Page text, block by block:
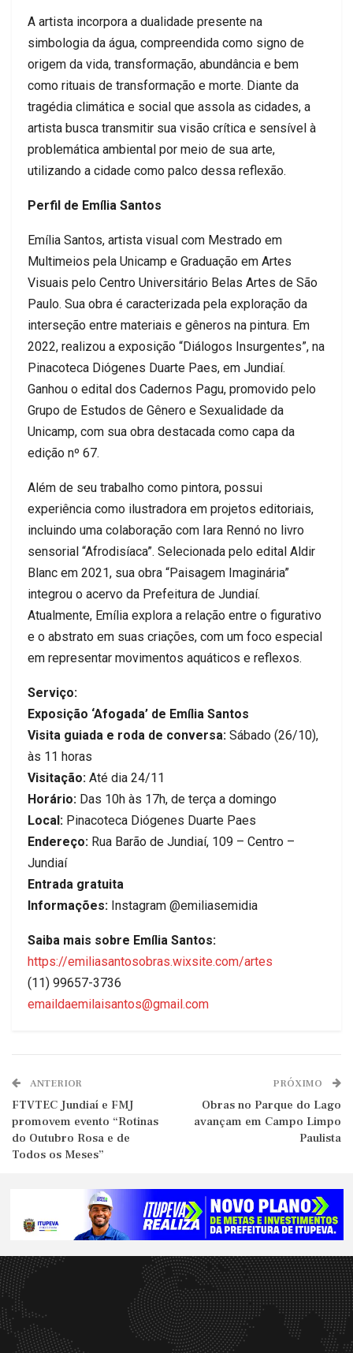
A artista incorpora a dualidade presente na
simbologia da água, compreendida como signo de
origem da vida, transformação, abundância e bem
como rituais de transformação e morte. Diante da
tragédia climática e social que assola as cidades, a
artista busca transmitir sua visão crítica e sensível à
problemática ambiental por meio de sua arte,
utilizando a cidade como palco dessa reflexão.
Perfil de Emília Santos
Emília Santos, artista visual com Mestrado em
Multimeios pela Unicamp e Graduação em Artes
Visuais pelo Centro Universitário Belas Artes de São
Paulo. Sua obra é caracterizada pela exploração da
interseção entre materiais e gêneros na pintura. Em
2022, realizou a exposição “Diálogos Insurgentes”, na
Pinacoteca Diógenes Duarte Paes, em Jundiaí.
Ganhou o edital dos Cadernos Pagu, promovido pelo
Grupo de Estudos de Gênero e Sexualidade da
Unicamp, com sua obra destacada como capa da
edição nº 67.
Além de seu trabalho como pintora, possui
experiência como ilustradora em projetos editoriais,
incluindo uma colaboração com Iara Rennó no livro
sensorial “Afrodisíaca”. Selecionada pelo edital Aldir
Blanc em 2021, sua obra “Paisagem Imaginária”
integrou o acervo da Prefeitura de Jundiaí.
Atualmente, Emília explora a relação entre o figurativo
e o abstrato em suas criações, com um foco especial
em representar movimentos aquáticos e reflexos.
Serviço:
Exposição ‘Afogada’ de Emília Santos
Visita guiada e roda de conversa: Sábado (26/10),
às 11 horas
Visitação: Até dia 24/11
Horário: Das 10h às 17h, de terça a domingo
Local: Pinacoteca Diógenes Duarte Paes
Endereço: Rua Barão de Jundiaí, 109 – Centro –
Jundiaí
Entrada gratuita
Informações: Instagram @emiliasemidia
Saiba mais sobre Emília Santos:
https://emiliasantosobras.wixsite.com/artes
(11) 99657-3736
emaildaemilaisantos@gmail.com
ANTERIOR
FTVTEC Jundiaí e FMJ
promovem evento “Rotinas
do Outubro Rosa e de
Todos os Meses”
PRÓXIMO
Obras no Parque do Lago
avançam em Campo Limpo
Paulista